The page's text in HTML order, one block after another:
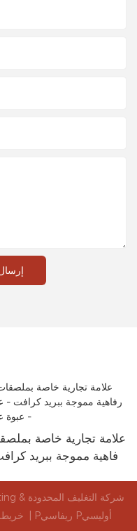
علامة تجارية خاصة
رفاهية مموجة ببريد
Pريفاسي Pأوليسي